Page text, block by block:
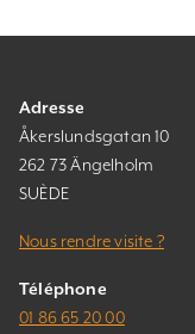
Adresse
Åkerslundsgatan 10
262 73 Ängelholm
SUÈDE
Nous rendre visite ?
Téléphone
01 86 65 20 00